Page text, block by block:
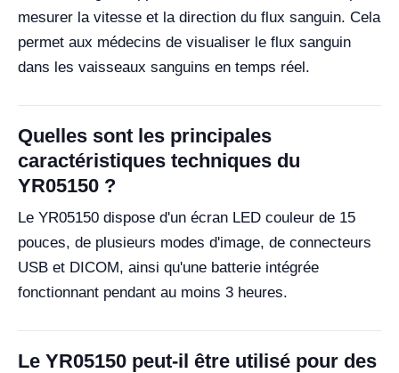
mesurer la vitesse et la direction du flux sanguin. Cela
permet aux médecins de visualiser le flux sanguin
dans les vaisseaux sanguins en temps réel.
Quelles sont les principales
caractéristiques techniques du
YR05150 ?
Le YR05150 dispose d'un écran LED couleur de 15
pouces, de plusieurs modes d'image, de connecteurs
USB et DICOM, ainsi qu'une batterie intégrée
fonctionnant pendant au moins 3 heures.
Le YR05150 peut-il être utilisé pour des